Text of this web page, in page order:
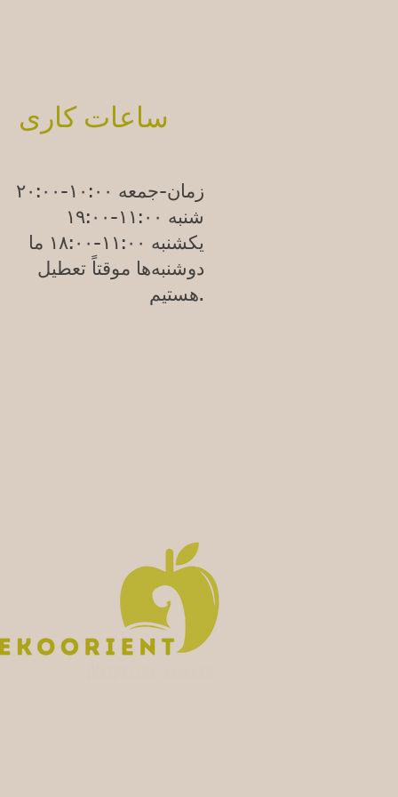
ساعات کاری
زمان-جمعه ۱۰:۰۰-۲۰:۰۰
شنبه ۱۱:۰۰-۱۹:۰۰
یکشنبه ۱۱:۰۰-۱۸:۰۰
ما
دوشنبه‌ها موقتاً تعطیل
هستیم.